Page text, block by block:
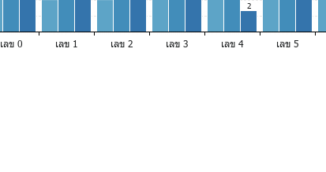
2
เลข 0 เลข 1 เลข 2 เลข 3 เลข 4 เลข 5